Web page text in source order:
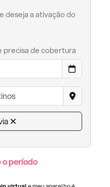
deseja a ativação do
precisa de cobertura
o período